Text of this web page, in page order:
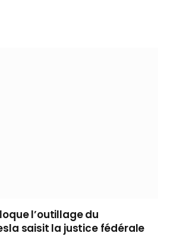
l’outillage du
saisit la justice fédérale